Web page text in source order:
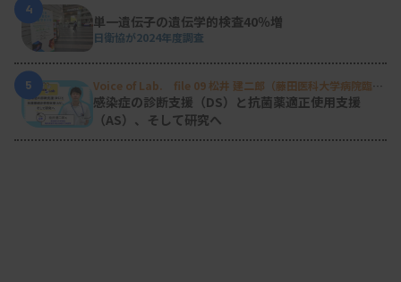
4
単一遺伝子の遺伝学的検査40％増
日衛協が2024年度調査
5
Voice of Lab. file 09 松井 建二郎（藤田医科大学病院臨床
検査部微生物遺伝子検査室）
感染症の診断支援（DS）と抗菌薬適正使用支援
（AS）、そして研究へ